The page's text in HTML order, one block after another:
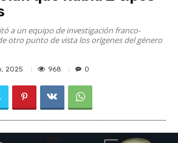
a un equipo de investigación franco-
otro punto de vista los orígenes del género
2025 968 0